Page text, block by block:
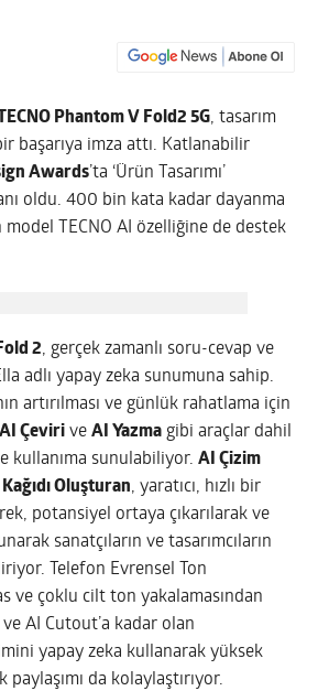
TECNO Phantom V Fold2 5G, tasarım
başarıya imza attı. Katlanabilir
Awards’ta ‘Ürün Tasarımı’
oldu. 400 bin kata kadar dayanma
TECNO AI özelliğine de destek
2, gerçek zamanlı soru-cevap ve
adlı yapay zeka sunumuna sahip.
artırılması ve günlük rahatlama için
AI Çeviri veAI Yazma gibi araçlar dahil
kullanıma sunulabiliyor.AI Çizim
Oluşturan, yaratıcı, hızlı bir
potansiyel ortaya çıkarılarak ve
sanatçıların ve tasarımcıların
Telefon Evrensel Ton
ve çoklu cilt ton yakalamasından
AI Cutout’a kadar olan
yapay zeka kullanarak yüksek
da kolaylaştırıyor.